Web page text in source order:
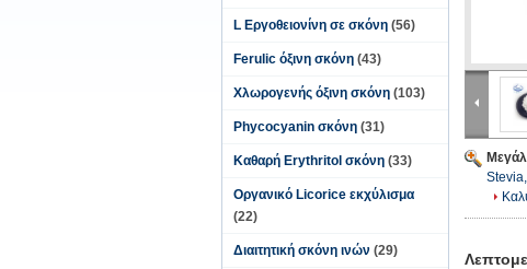
L Εργοθειονίνη σε σκόνη (56)
Ferulic όξινη σκόνη (43)
Χλωρογενής όξινη σκόνη (103)
Phycocyanin σκόνη (31)
Καθαρή Erythritol σκόνη (33)
Οργανικό Licorice εκχύλισμα
(22)
Διαιτητική σκόνη ινών (29)